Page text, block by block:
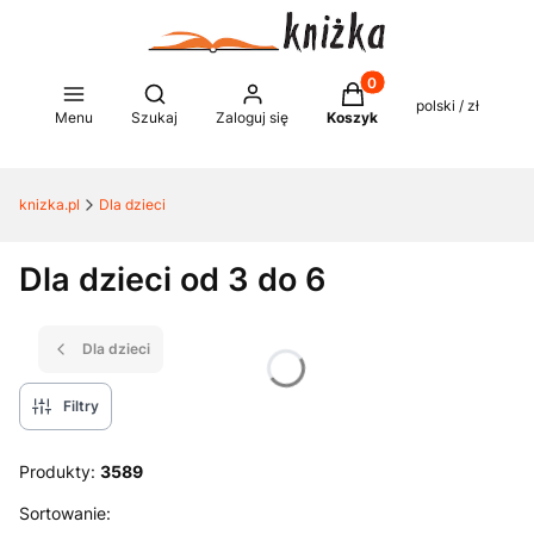
Menu
Otwórz wyszukiwarkę
Szukaj Zaloguj się
Produkty w koszyku:
Koszyk
polski / zł
knizka.pl Dla dzieci
Dla dzieci od 3 do 6
Dla dzieci
Filtry
Produkty: 3589
Lista produktów
Sortowanie: